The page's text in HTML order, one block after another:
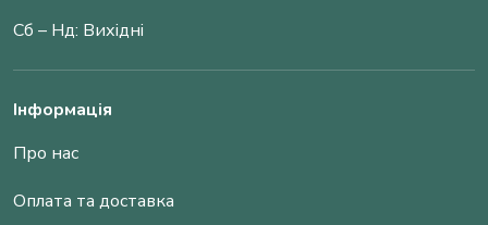
Сб – Нд: Вихідні
Інформація
Про нас
Оплата та доставка